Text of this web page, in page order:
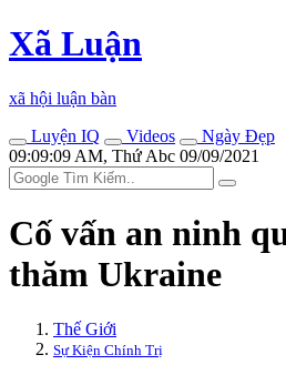
Xã Luận
xã hội luận bàn
Luyện IQ
Videos
Ngày Đẹp
09:09:09 AM, Thứ Abc 09/09/2021
Cố vấn an ninh
thăm Ukraine
Thế Giới
Sự Kiện Chính Trị